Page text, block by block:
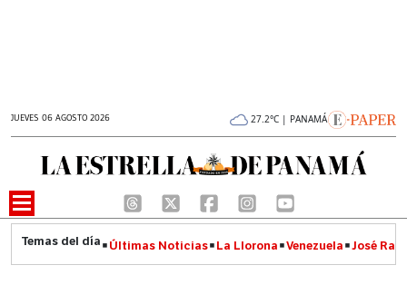
JUEVES 06 AGOSTO 2026 27.2°C | PANAMÁ
Últimas Noticias La Llorona Venezuela José